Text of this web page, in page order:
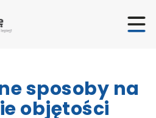
sposoby na
objętości